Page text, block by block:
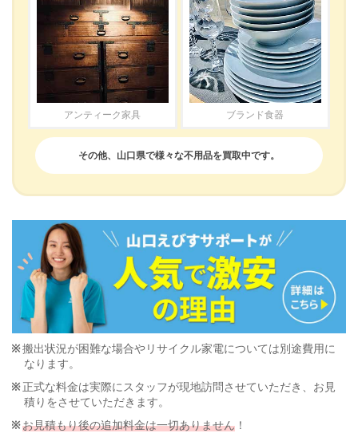
アンティーク家具 ブランド食器
その他、山口県で様々な不用品を買取中です。
搬出状況が困難な場合やリサイクル家電については別途費用に
なります。
正式な料金は実際にスタッフが現地訪問させていただき、お見
積りをさせていただきます。
お見積もり後の追加料金は一切ありません！